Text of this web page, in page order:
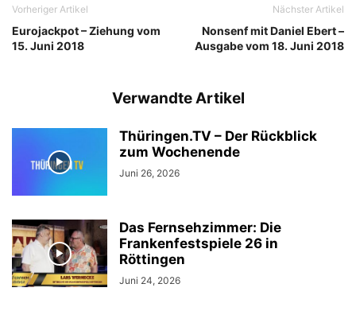
Vorheriger Artikel
Eurojackpot – Ziehung vom
15. Juni 2018
Nächster Artikel
Nonsenf mit Daniel Ebert –
Ausgabe vom 18. Juni 2018
Verwandte Artikel
Thüringen.TV – Der Rückblick
zum Wochenende
Juni 26, 2026
Das Fernsehzimmer: Die
Frankenfestspiele 26 in
Röttingen
Juni 24, 2026